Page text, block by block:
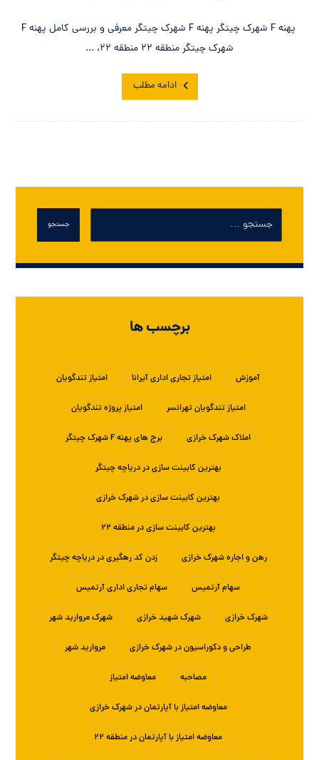
پهنه F شهرک چیتگر پهنه F شهرک چیتگر معرفی و بررسی کامل پهنه F
شهرک چیتگر منطقه ۲۲ منطقه ۲۲، ...
ادامه مطلب
جستجو
برچسب ها
آموزش امتیاز تجاری اداری آیرانا امتیاز تندگویان
امتیاز تندگویان تهرانسر امتیاز پروژه تندگویان
املاک شهرک خرازی برج های پهنه F شهرک چیتگر
بهترین کابینت سازی در دریاچه چیتگر
بهترین کابینت سازی در شهرک خرازی
بهترین کابینت سازی در منطقه ۲۲
رهن و اجاره شهرک خرازی زدن کد رهگیری در دریاچه چیتگر
سهام آرتمیس سهام تجاری اداری آرتمیس
شهرک خرازی شهرک شهید خرازی شهرک مروارید شهر
طراحی و دکوراسیون در شهرک خرازی مروارید شهر
مصاحبه معاوضه امتیاز
معاوضه امتیاز با آپارتمان در شهرک خرازی
معاوضه امتیاز با آپارتمان در منطقه ۲۲